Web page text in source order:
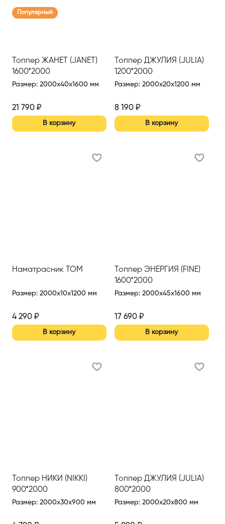
Популярный
Топпер ЖАНЕТ (JANET)
1600*2000
Размер: 2000x40x1600 мм
21 790 ₽
В корзину
Топпер ДЖУЛИЯ (JULIA)
1200*2000
Размер: 2000x20x1200 мм
8 190₽
В корзину
Наматрасник TOM
Размер: 2000x10x1200 мм
4 290 ₽
В корзину
Топпер ЭНЕРГИЯ (FINE)
1600*2000
Размер: 2000x45x1600 мм
17 690₽
В корзину
Топпер НИКИ (NIKKI)
900*2000
Размер: 2000x30x900 мм
Топпер ДЖУЛИЯ (JULIA)
800*2000
Размер: 2000x20x800 мм